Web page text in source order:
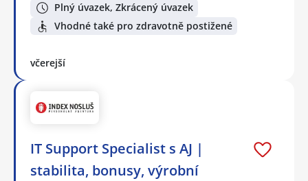
Plný úvazek, Zkrácený úvazek
Vhodné také pro zdravotně postižené
včerejší
IT Support Specialist s AJ |
stabilita, bonusy, výrobní